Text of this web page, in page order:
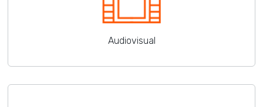
Audiovisual